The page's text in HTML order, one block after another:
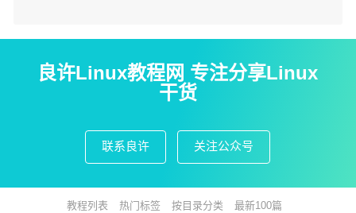
良许Linux教程网 专注分享Linux
干货
联系良许 关注公众号
教程列表 热门标签 按目录分类 最新100篇